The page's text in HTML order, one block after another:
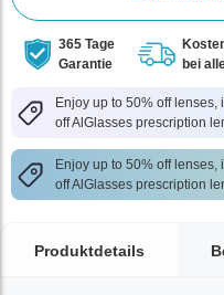
365 Tage
Garantie
bei
Enjoy up to 50% off
off AlGlasses prescription
Enjoy up to 50% off
off AlGlasses prescription
Produktdetails